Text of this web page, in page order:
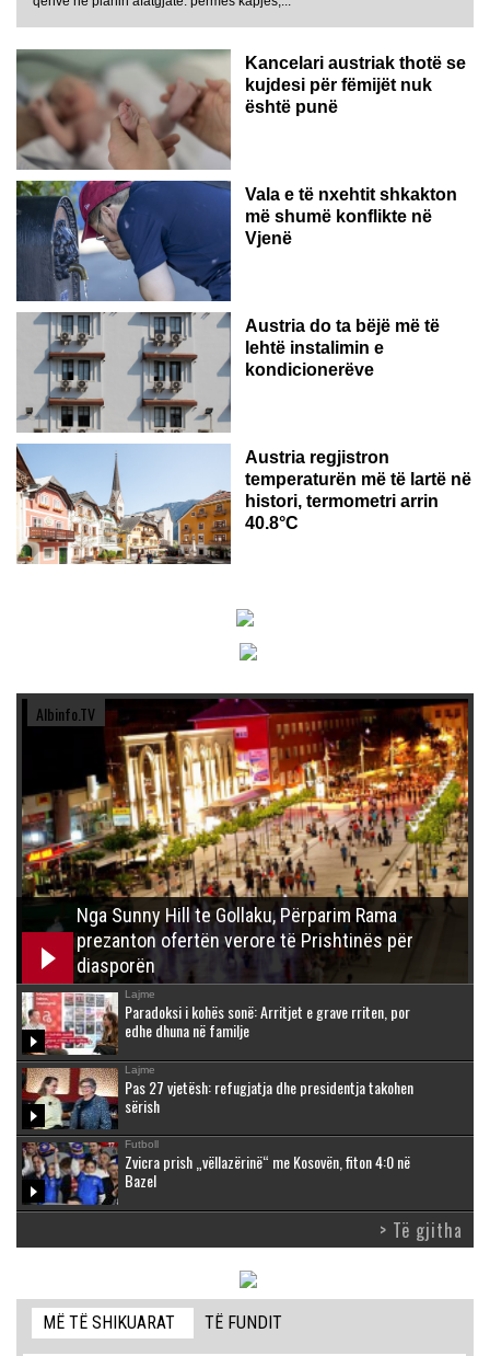
Kancelari austriak thotë se
kujdesi për fëmijët nuk
është punë
Vala e të nxehtit shkakton
më shumë konflikte në
Vjenë
Austria do ta bëjë më të
lehtë instalimin e
kondicionerëve
Austria regjistron
temperaturën më të lartë në
histori, termometri arrin
40.8°C
Albinfo.TV
Nga Sunny Hill te Gollaku, Përparim Rama
prezanton ofertën verore të Prishtinës për
diasporën
Lajme
Paradoksi i kohës sonë: Arritjet e grave rriten, por
edhe dhuna në familje
Lajme
Pas 27 vjetësh: refugjatja dhe presidentja takohen
sërish
Futboll
Zvicra prish „vëllazërinë“ me Kosovën, fiton 4:0 në
Bazel
> Të gjitha
MË TË SHIKUARAT TË FUNDIT